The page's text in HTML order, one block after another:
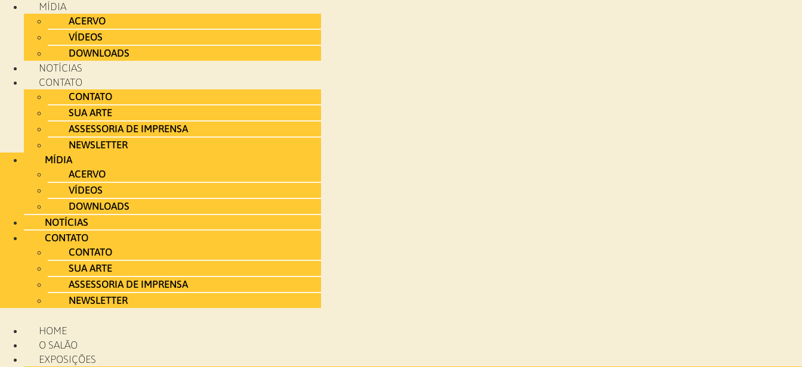
MÍDIA
ACERVO
VÍDEOS
DOWNLOADS
NOTÍCIAS
CONTATO
CONTATO
SUA ARTE
ASSESSORIA DE IMPRENSA
NEWSLETTER
MÍDIA
ACERVO
VÍDEOS
DOWNLOADS
NOTÍCIAS
CONTATO
CONTATO
SUA ARTE
ASSESSORIA DE IMPRENSA
NEWSLETTER
HOME
O SALÃO
EXPOSIÇÕES